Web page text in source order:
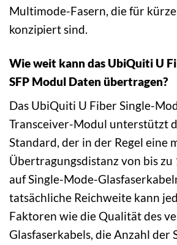
Multimode-Fasern, die für
konzipiert sind.
Wie weit kann das UbiQuiti U
SFP Modul Daten übertragen?
Das UbiQuiti U Fiber Single-
Transceiver-Modul unterstützt
Standard, der in der Regel eine
Übertragungsdistanz von bis
auf Single-Mode-
tatsächliche Reichweite kann
Faktoren wie die Qualität des
Glasfaserkabels, die Anzahl der